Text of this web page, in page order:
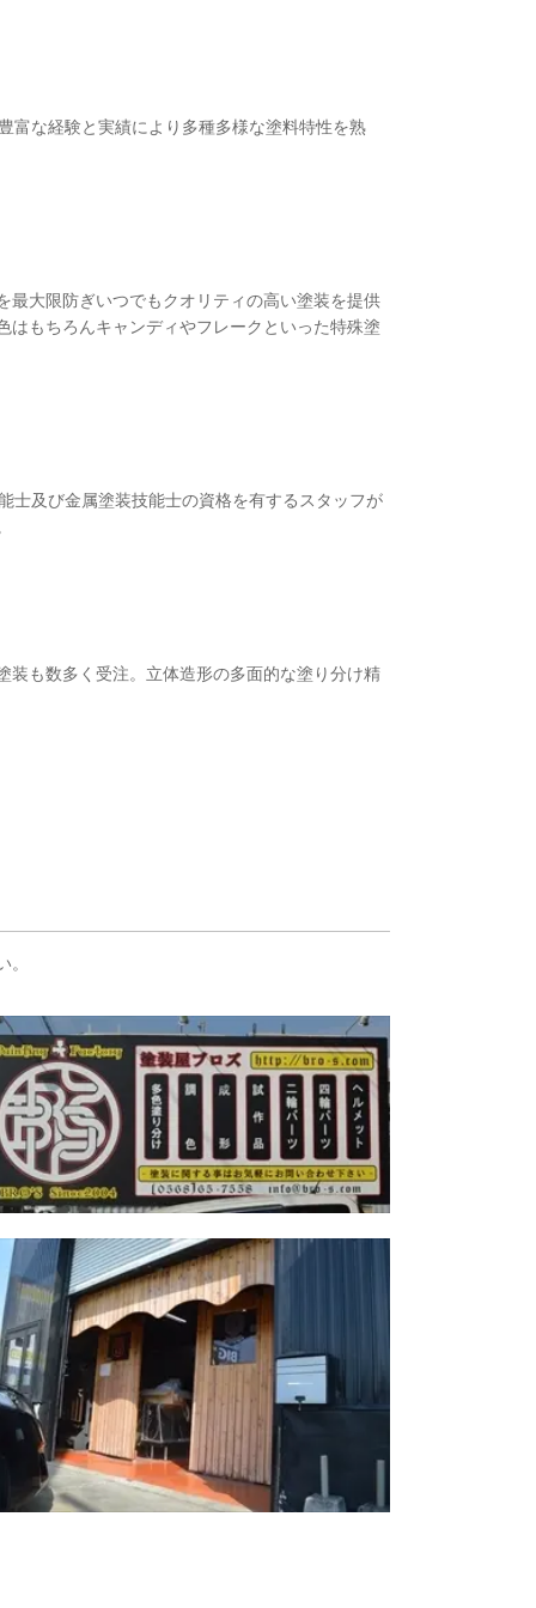
富な経験と実績により多種多様な塗料特性を熟
最大限防ぎいつでもクオリティの高い塗装を提供
はもちろんキャンディやフレークといった特殊塗
士及び金属塗装技能士の資格を有するスタッフが
装も数多く受注。立体造形の多面的な塗り分け精
。